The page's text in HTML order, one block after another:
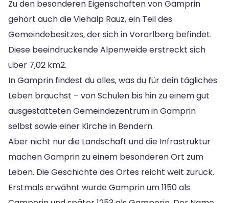
Zu den besonderen Eigenschaften von Gamprin
gehört auch die Viehalp Rauz, ein Teil des
Gemeindebesitzes, der sich in Vorarlberg befindet.
Diese beeindruckende Alpenweide erstreckt sich
über 7,02 km2.
In Gamprin findest du alles, was du für dein tägliches
Leben brauchst – von Schulen bis hin zu einem gut
ausgestatteten Gemeindezentrum in Gamprin
selbst sowie einer Kirche in Bendern.
Aber nicht nur die Landschaft und die Infrastruktur
machen Gamprin zu einem besonderen Ort zum
Leben. Die Geschichte des Ortes reicht weit zurück.
Erstmals erwähnt wurde Gamprin um 1150 als